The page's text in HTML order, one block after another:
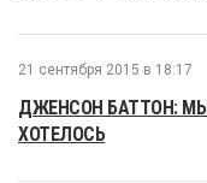
21 сентября 2015 в 18:17
ДЖЕНСОН БАТТОН:
ХОТЕЛОСЬ